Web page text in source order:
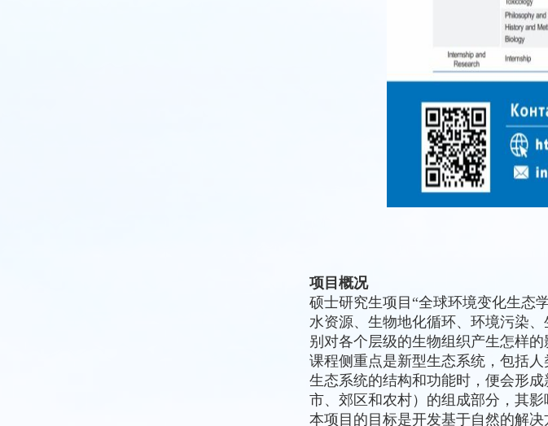
项目概况
硕士研究生项目“全球环境变化生态
水资源、生物地化循环、环境污染
别对各个层级的生物组织产生怎样的
课程侧重点是新型生态系统，包括
生态系统的结构和功能时，便会形
市、郊区和农村）的组成部分，其
本项目的目标是开发基于自然的解